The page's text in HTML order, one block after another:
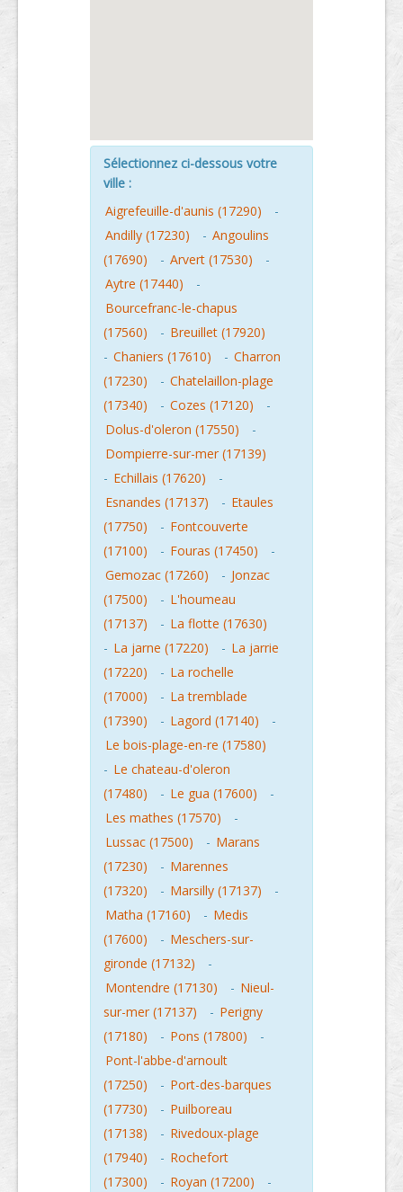
Sélectionnez ci-dessous votre
ville :
Aigrefeuille-d'aunis (17290)
-
Andilly (17230)
- Angoulins
(17690)
- Arvert (17530)
-
Aytre (17440)
-
Bourcefranc-le-chapus
(17560)
- Breuillet (17920)
- Chaniers (17610) - Charron
(17230)
- Chatelaillon-plage
(17340)
- Cozes (17120)
-
Dolus-d'oleron (17550)
-
Dompierre-sur-mer (17139)
- Echillais (17620)
-
Esnandes (17137)
- Etaules
(17750)
- Fontcouverte
(17100)
- Fouras (17450)
-
Gemozac (17260)
- Jonzac
(17500)
- L'houmeau
(17137)
- La flotte (17630)
- La jarne (17220) - La jarrie
(17220)
- La rochelle
(17000)
- La tremblade
(17390)
- Lagord (17140)
-
Le bois-plage-en-re (17580)
- Le chateau-d'oleron
(17480)
- Le gua (17600)
-
Les mathes (17570)
-
Lussac (17500)
- Marans
(17230)
- Marennes
(17320)
- Marsilly (17137)
-
Matha (17160)
- Medis
(17600)
- Meschers-sur-
gironde (17132)
-
Montendre (17130)
- Nieul-
sur-mer (17137)
- Perigny
(17180)
- Pons (17800)
-
Pont-l'abbe-d'arnoult
(17250)
- Port-des-barques
(17730)
- Puilboreau
(17138)
- Rivedoux-plage
(17940)
- Rochefort
(17300)
- Royan (17200)
-